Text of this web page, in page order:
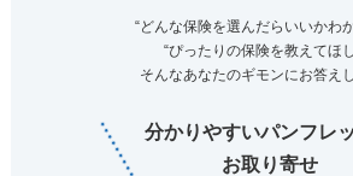
“どんな保険を選んだらいいかわ
“ぴったりの保険を教えてほ
そんなあなたのギモンにお答え
分かりやすいパンフレ
お取り寄せ